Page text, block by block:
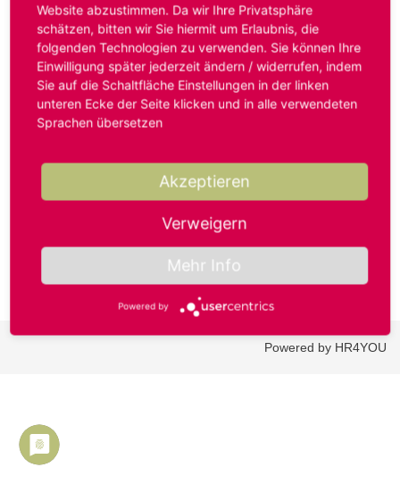
Anmelden
Benutzername oder E-Mail-Adresse*
Passwort*
Powered by HR4YOU
Website abzustimmen. Da wir Ihre Privatsphäre
schätzen, bitten wir Sie hiermit um Erlaubnis, die
folgenden Technologien zu verwenden. Sie können Ihre
Einwilligung später jederzeit ändern / widerrufen, indem
Sie auf die Schaltfläche Einstellungen in der linken
unteren Ecke der Seite klicken und in alle verwendeten
Sprachen übersetzen
Akzeptieren
Verweigern
Mehr Info
Powered by